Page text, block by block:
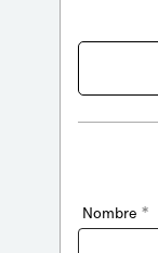
Nombre *